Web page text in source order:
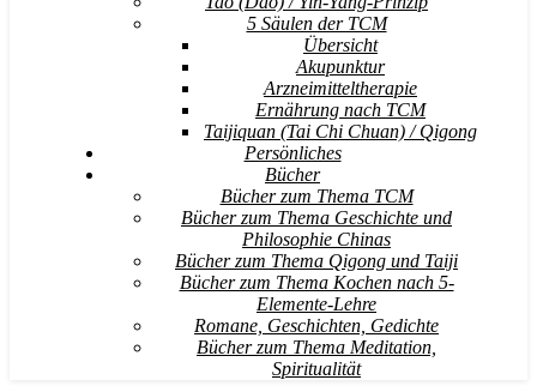
5 Säulen der TCM
Übersicht
Akupunktur
Arzneimitteltherapie
Ernährung nach TCM
Taijiquan (Tai Chi Chuan) / Qigong
Persönliches
Bücher
Bücher zum Thema TCM
Bücher zum Thema Geschichte und
Philosophie Chinas
Bücher zum Thema Qigong und Taiji
Bücher zum Thema Kochen nach 5-
Elemente-Lehre
Romane, Geschichten, Gedichte
Bücher zum Thema Meditation,
Spiritualität